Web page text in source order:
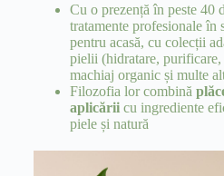
Cu o prezență în peste 40
tratamente profesionale în
pentru acasă, cu colecții
pielii (hidratare,
machiaj organic și multe
Filozofia lor combină
aplicăriicu ingrediente
piele și natură